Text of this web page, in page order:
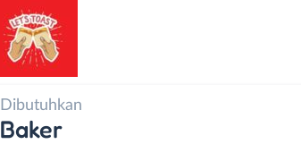
Dibutuhkan
Baker